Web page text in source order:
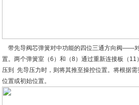
带先导阀芯弹簧对中功能的四位三通方向阀——
置。两个弹簧室（6）和（8）通过重新连接板（
压到 先导压力时，则将其推至操控位置。将根据
位置或初始位置。